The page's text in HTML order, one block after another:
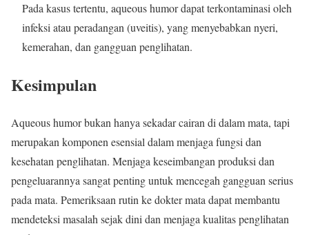
Pada kasus tertentu, aqueous humor dapat terkontaminasi oleh
infeksi atau peradangan (uveitis), yang menyebabkan nyeri,
kemerahan, dan gangguan penglihatan.
Kesimpulan
Aqueous humor bukan hanya sekadar cairan di dalam mata, tapi
merupakan komponen esensial dalam menjaga fungsi dan
kesehatan penglihatan. Menjaga keseimbangan produksi dan
pengeluarannya sangat penting untuk mencegah gangguan serius
pada mata. Pemeriksaan rutin ke dokter mata dapat membantu
mendeteksi masalah sejak dini dan menjaga kualitas penglihatan